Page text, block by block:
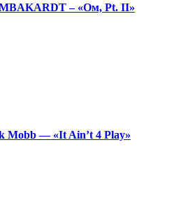
– «Ом, Pt. II»
Mobb — «It Ain’t 4 Play»